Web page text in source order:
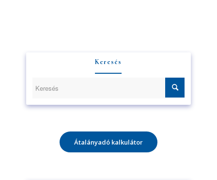
Keresés
Átalányadó kalkulátor
A feliratkozással elfogadja az adatvédelmi tájékoztatónkat. Elolvasom